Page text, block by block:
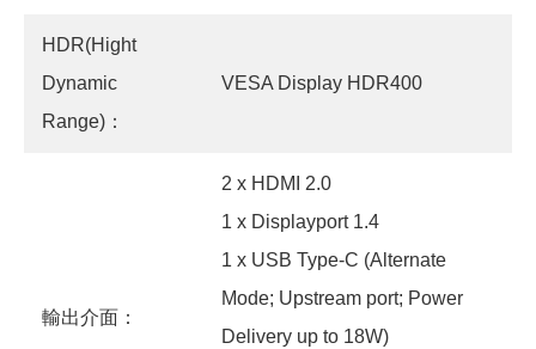
HDR(Hight
Dynamic
Range)：
VESA Display HDR400
輸出介面：
2 x HDMI 2.0
1 x Displayport 1.4
1 x USB Type-C (Alternate
Mode; Upstream port; Power
Delivery up to 18W)